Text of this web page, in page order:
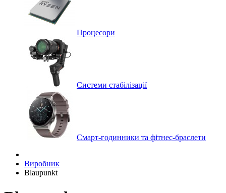
Процесори
Системи стабілізації
Смарт-годинники та фітнес-браслети
Виробник
Blaupunkt